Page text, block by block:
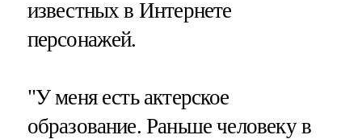
известных в Интернете
персонажей.
"У меня есть актерское
образование. Раньше человеку в